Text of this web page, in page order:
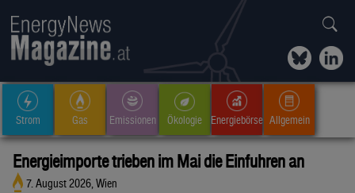
Strom Gas Emissionen Ökologie Energiebörse Allgemein
Energieimporte trieben im Mai die Einfuhren an
7. August 2026, Wien